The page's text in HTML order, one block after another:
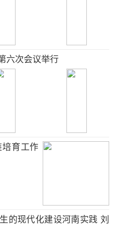
六次会议举行
育工作
的现代化建设河南实践 刘